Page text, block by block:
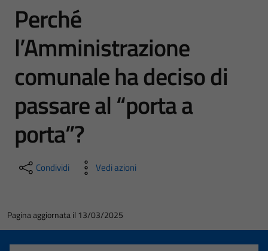
Perché
l’Amministrazione
comunale ha deciso di
passare al “porta a
porta”?
Condividi Vedi azioni
Pagina aggiornata il 13/03/2025